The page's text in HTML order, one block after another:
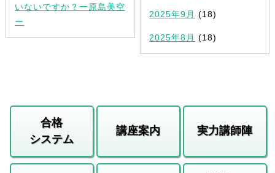
いないですか？ー原島美空
ー
2025年9月 (18)
2025年8月 (18)
合格
システム
講座案内 実力講師陣